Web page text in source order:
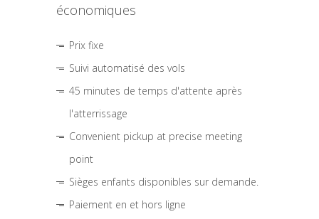
économiques
Prix fixe
Suivi automatisé des vols
45 minutes de temps d'attente après
l'atterrissage
Convenient pickup at precise meeting
point
Sièges enfants disponibles sur demande.
Paiement en et hors ligne